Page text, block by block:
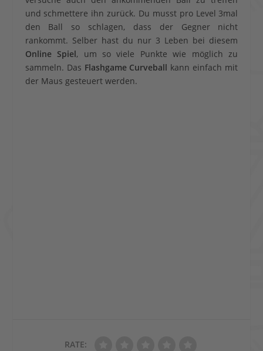
und schmettere ihn zurück. Du musst pro Level 3mal
den Ball so schlagen, dass der Gegner nicht
rankommt. Selber hast du nur 3 Leben bei diesem
Online Spiel, um so viele Punkte wie möglich zu
sammeln. Das Flashgame Curveball kann einfach mit
der Maus gesteuert werden.
RATE: